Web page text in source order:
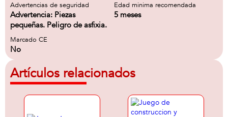
Advertencias de seguridad
Advertencia: Piezas
pequeñas. Peligro de asfixia.
Edad minima recomendada
5 meses
Marcado CE
No
Artículos relacionados